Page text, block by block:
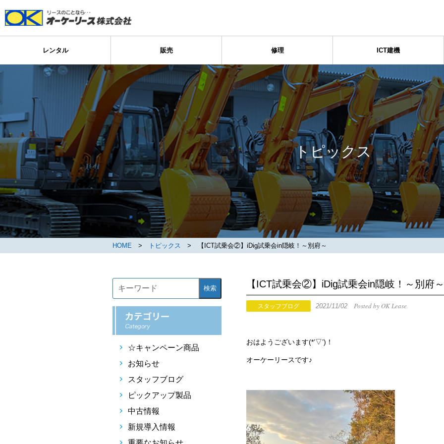
レンタル 販売 修理 ICT建機
トピックス
HOME > トピックス > 【ICT試乗会②】iDig試乗会in隠岐！～別府～
【ICT試乗会②】iDig試乗会in隠岐！～別府～
スタッフブログ 2021/11/02 Posted by OK Lease
おはようございます(*’▽’)！
オーケーリースです♪
検索
☆キャンペーン商品
お知らせ
スタッフブログ
ピックアップ製品
中古情報
新規導入情報